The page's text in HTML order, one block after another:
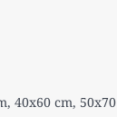
40x60 cm, 50x70